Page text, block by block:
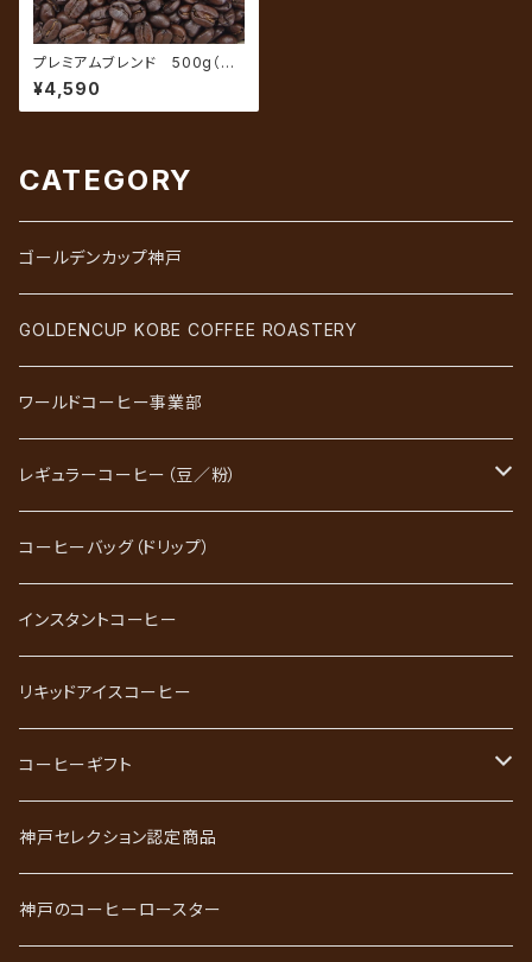
プレミアムブレンド 500g（約
50杯分）
¥4,590
CATEGORY
ゴールデンカップ神戸
GOLDENCUP KOBE COFFEE ROASTERY
ワールドコーヒー事業部
レギュラーコーヒー（豆／粉）
ブレンドコーヒー
ストレートコーヒー
スペシャルティコーヒー
ごーるど四季限定珈琲
かれんだー珈琲
神戸珈琲散策
コーヒーバッグ（ドリップ）
インスタントコーヒー
リキッドアイスコーヒー
コーヒーギフト
神戸珈琲職人ギフト
神戸珈琲散策ギフト
神戸セレクション認定商品
神戸のコーヒーロースター